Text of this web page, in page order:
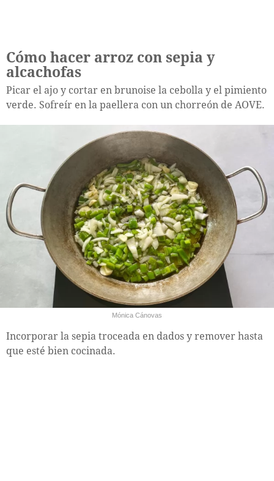
Cómo hacer arroz con sepia y
alcachofas
Picar el ajo y cortar en brunoise la cebolla y el pimiento
verde. Sofreír en la paellera con un chorreón de AOVE.
Mónica Cánovas
Incorporar la sepia troceada en dados y remover hasta
que esté bien cocinada.